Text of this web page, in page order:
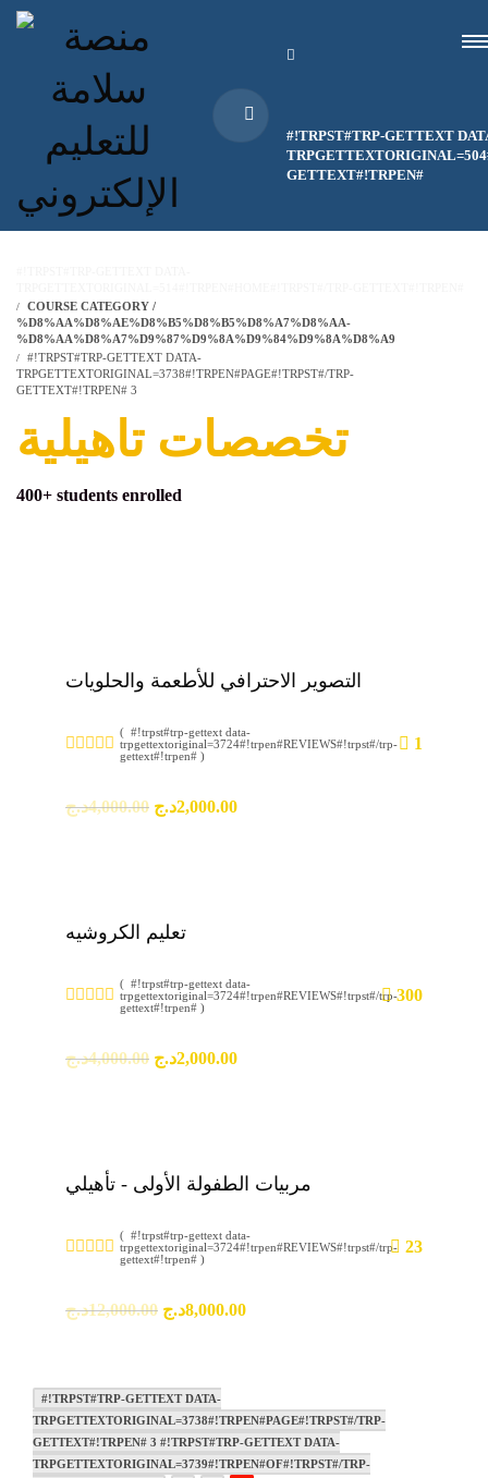
#!TRPST#TRP-GETTEXT
GETTEXT#!TRPEN#
COURSE CATEGORY /
%D8%AA%D8%AE%D8%B5%D8%B5%D8%A7%D8%AA-
%D8%AA%D8%A7%D9%87%D9%8A%D9%84%D9%8A%D8%A9
#!TRPST#TRP-GETTEXT DATA-
TRPGETTEXTORIGINAL=3738#!TRPEN#PAGE#!TRPST#/TRP-
GETTEXT#!TRPEN# 3
تخصصات تاهيلية
400+ students enrolled
التصوير الاحترافي للأطعمة والحلويات
( #!trpst#trp-gettext data-
trpgettextoriginal=3724#!trpen#REVIEWS#!trpst#/trp-
gettext#!trpen# )
1
4,000.00د.ج 2,000.00د.ج
تعليم الكروشيه
( #!trpst#trp-gettext data-
trpgettextoriginal=3724#!trpen#REVIEWS#!trpst#/trp-
gettext#!trpen# )
300
4,000.00د.ج 2,000.00د.ج
مربيات الطفولة الأولى - تأهيلي
( #!trpst#trp-gettext data-
trpgettextoriginal=3724#!trpen#REVIEWS#!trpst#/trp-
gettext#!trpen# )
23
12,000.00د.ج 8,000.00د.ج
#!TRPST#TRP-GETTEXT DATA-
TRPGETTEXTORIGINAL=3738#!TRPEN#PAGE#!TRPST#/TRP-
GETTEXT#!TRPEN# 3 #!TRPST#TRP-GETTEXT DATA-
TRPGETTEXTORIGINAL=3739#!TRPEN#OF#!TRPST#/TRP-